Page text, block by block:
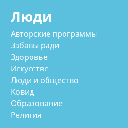
Люди
Авторские программы
Забавы ради
Здоровье
Искусство
Люди и общество
Ковид
Образование
Религия